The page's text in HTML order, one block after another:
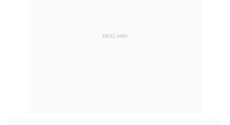
REKLAMA